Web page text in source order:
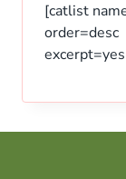
[catlist
order=desc